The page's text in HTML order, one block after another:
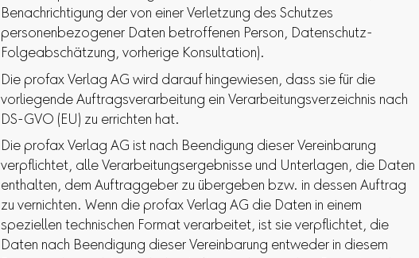
Benachrichtigung der von einer Verletzung des Schutzes
personenbezogener Daten betroffenen Person, Datenschutz-
Folgeabschätzung, vorherige Konsultation).
Die profax Verlag AG wird darauf hingewiesen, dass sie für die
vorliegende Auftragsverarbeitung ein Verarbeitungsverzeichnis nach
DS-GVO (EU) zu errichten hat.
Die profax Verlag AG ist nach Beendigung dieser Vereinbarung
verpflichtet, alle Verarbeitungsergebnisse und Unterlagen, die Daten
enthalten, dem Auftraggeber zu übergeben bzw. in dessen Auftrag
zu vernichten. Wenn die profax Verlag AG die Daten in einem
speziellen technischen Format verarbeitet, ist sie verpflichtet, die
Daten nach Beendigung dieser Vereinbarung entweder in diesem